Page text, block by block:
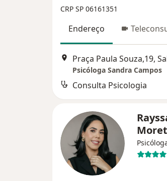
CRP SP 06161351
Endereço
Praça Paula Souza,19,
Psicóloga Sandra Campos
Consulta Psicologia